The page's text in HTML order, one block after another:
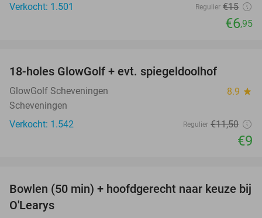
Verkocht: 1.501
Regulier €15
€6,95
18-holes GlowGolf + evt. spiegeldoolhof
GlowGolf Scheveningen 8.9 star
Scheveningen
Verkocht: 1.542
Regulier €11,50
€9
38%
Bowlen (50 min) + hoofdgerecht naar keuze bij
O'Learys